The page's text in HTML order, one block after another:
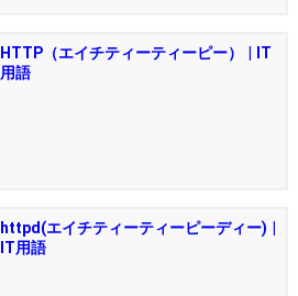
HTTP（エイチティーティーピー） | IT
用語
httpd(エイチティーティーピーディー) |
IT用語